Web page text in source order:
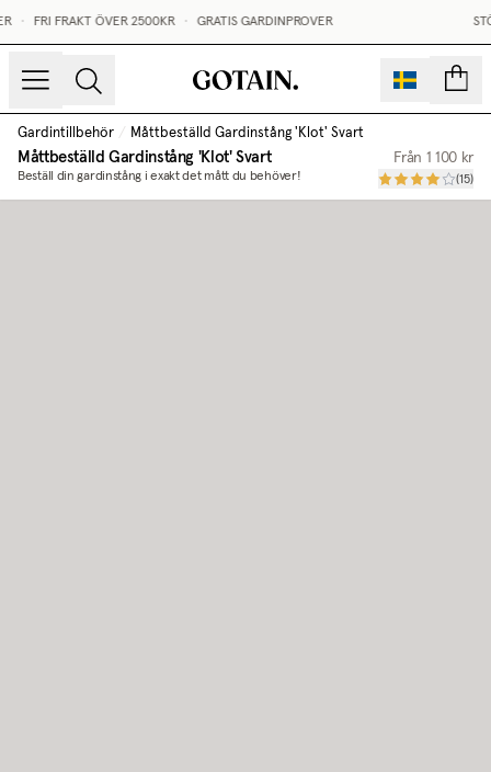
FRI FRAKT ÖVER 2500KR GRATIS GARDINPROVER
Gardintillbehör / Måttbeställd Gardinstång 'Klot' Svart
Måttbeställd Gardinstång 'Klot' Svart
Beställ din gardinstång i exakt det mått du behöver!
Från 1 100 kr
(15)